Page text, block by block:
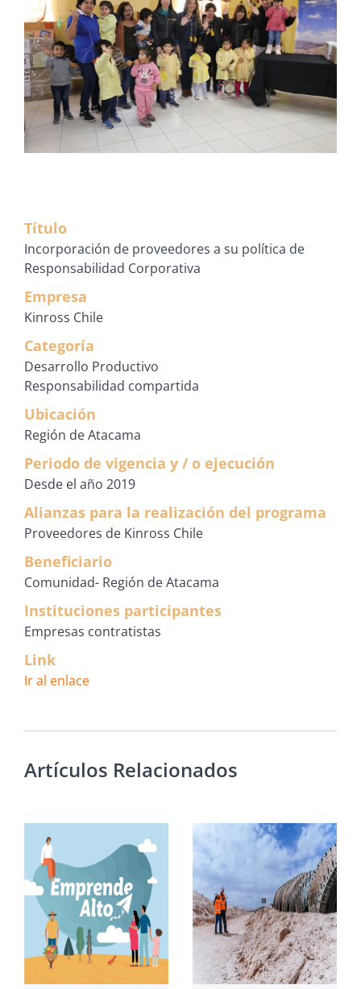
Título
Incorporación de proveedores a su política de
Responsabilidad Corporativa
Empresa
Kinross Chile
Categoría
Desarrollo Productivo
Responsabilidad compartida
Ubicación
Región de Atacama
Periodo de vigencia y / o ejecución
Desde el año 2019
Alianzas para la realización del programa
Proveedores de Kinross Chile
Beneficiario
Comunidad- Región de Atacama
Instituciones participantes
Empresas contratistas
Link
Ir al enlace
Artículos Relacionados